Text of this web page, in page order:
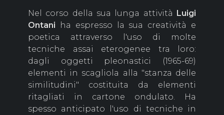
Nel corso della sua lunga attività Luigi
Ontani ha espresso la sua creatività e
poetica attraverso l'uso di molte
tecniche assai eterogenee tra loro:
dagli oggetti pleonastici (1965-69)
elementi in scagliola alla "stanza delle
similitudini" costituita da elementi
ritagliati in cartone ondulato. Ha
spesso anticipato l'uso di tecniche in